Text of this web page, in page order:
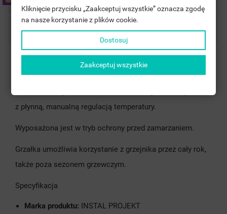
Komentarze
GRZAŁKA ELEKTRYCZNA DO GRZEJNIKA YUUKI
z płynną, manualną regulacją temperatury.
Wyposażona jest w tryb ochrony przed zamarzaniem.
Grzałka umożliwia korzystanie z grzejnika przez cały rok,
także poza sezonem grzewczym.
Specyfikacja
Marka produktu: INSTAL PROJEKT
((CANCELTEXT))
((CANCELTEXT)) ((LOGINTEXT))
Kliknięcie przycisku „Zaakceptuj wszystkie” oznacza zgodę
na nasze korzystanie z plików cookie.
Dostosuj
Zaakceptuj wszystkie